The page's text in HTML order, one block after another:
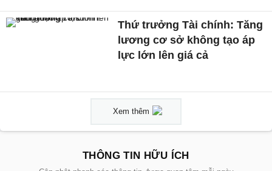
Thứ trưởng Tài chính: Tăng
lương cơ sở không tạo áp
lực lớn lên giá cả
Xem thêm
THÔNG TIN HỮU ÍCH